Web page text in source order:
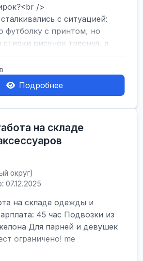
/>
с ситуацией:
футболку с принтом, но
стирки рисунок треснул, а
— пр...
Подробнее
на складе
округ)
07.12.2025
на складе одежды и
45 час Подвозки из
Для парней и девушек
ограничено! me